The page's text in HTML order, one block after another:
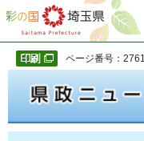
彩の国 埼玉県
ページ番号：